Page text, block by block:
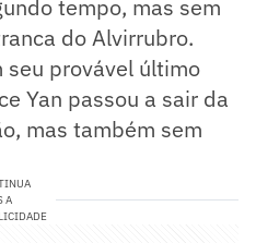
tempo, mas sem
do Alvirrubro.
provável último
Yan passou a sair da
mas também sem
A